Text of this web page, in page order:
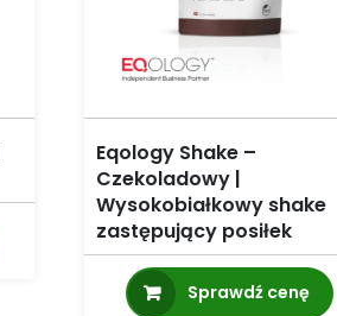
Eqology Shake –
Czekoladowy |
Wysokobiałkowy shake
zastępujący posiłek
Sprawdź cenę